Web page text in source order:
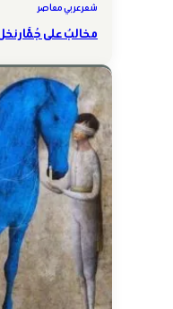
شعر عربي معاصر
مخالبٌ على جُمَّار